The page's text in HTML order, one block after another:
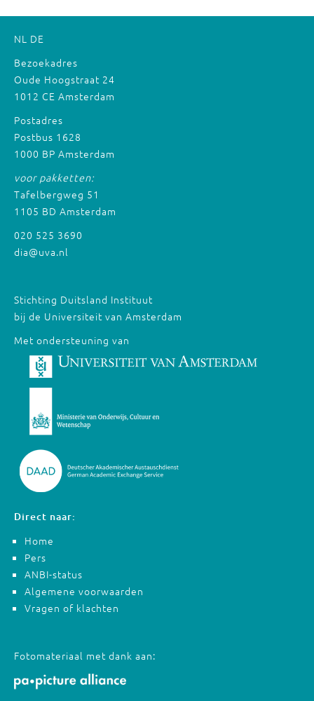
NL DE
Bezoekadres
Oude Hoogstraat 24
1012 CE Amsterdam
Postadres
Postbus 1628
1000 BP Amsterdam
voor pakketten:
Tafelbergweg 51
1105 BD Amsterdam
020 525 3690
dia@uva.nl
Stichting Duitsland Instituut
bij de Universiteit van Amsterdam
Met ondersteuning van
Direct naar:
Home
Pers
ANBI-status
Algemene voorwaarden
Vragen of klachten
Fotomateriaal met dank aan: